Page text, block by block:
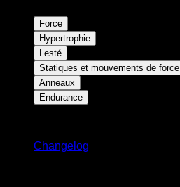
Force
Hypertrophie
Lesté
Statiques et mouvements de force
Anneaux
Endurance
Changelog